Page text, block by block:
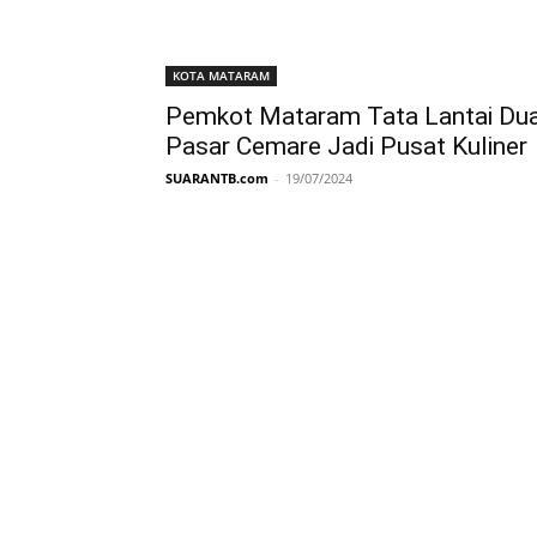
KOTA MATARAM
Pemkot Mataram Tata Lantai
Pasar Cemare Jadi Pusat Kuliner
SUARANTB.com - 19/07/2024